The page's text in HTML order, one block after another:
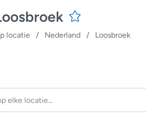
locatie / Nederland / Loosbroek